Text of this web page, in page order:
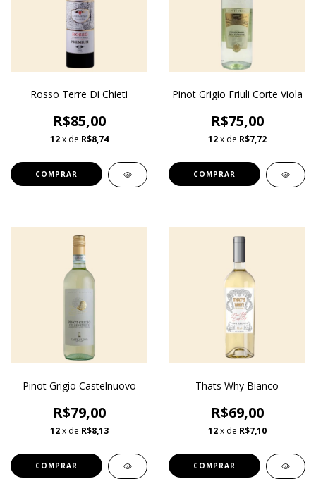
Rosso Terre Di Chieti
R$85,00
12 x de R$8,74
Pinot Grigio Friuli Corte Viola
R$75,00
12 x de R$7,72
Pinot Grigio Castelnuovo
R$79,00
12 x de R$8,13
Thats Why Bianco
R$69,00
12 x de R$7,10